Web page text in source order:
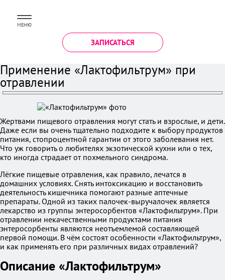
МЕНЮ
ЗАПИСАТЬСЯ
Применение «Лактофильтрум» при
отравлении
Жертвами пищевого отравления могут стать и взрослые, и дети.
Даже если вы очень тщательно подходите к выбору продуктов
питания, стопроцентной гарантии от этого заболевания нет.
Что уж говорить о любителях экзотической кухни или о тех,
кто иногда страдает от похмельного синдрома.
Лёгкие пищевые отравления, как правило, лечатся в
домашних условиях. Снять интоксикацию и восстановить
деятельность кишечника помогают разные аптечные
препараты. Одной из таких палочек-выручалочек является
лекарство из группы энтеросорбентов «Лактофильтрум». При
отравлении некачественными продуктами питания
энтеросорбенты являются неотъемлемой составляющей
первой помощи. В чём состоят особенности «Лактофильтрум»,
и как применять его при различных видах отравлений?
Описание «Лактофильтрум»